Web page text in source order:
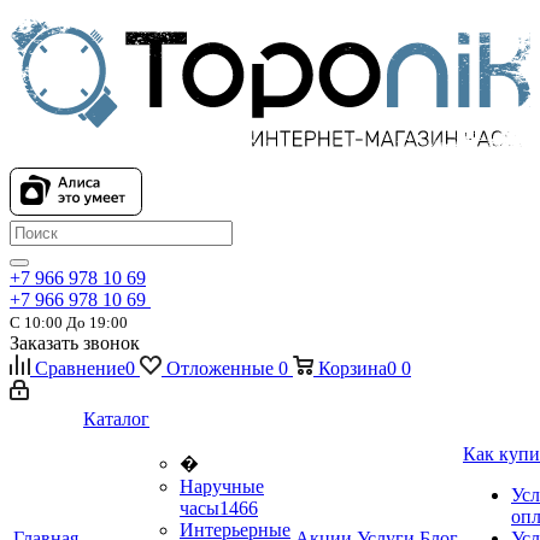
+7 966 978 10 69
+7 966 978 10 69
С 10:00 До 19:00
Заказать звонок
Сравнение0 Отложенные 0 Корзина0 0
Каталог
�
Наручные
часы1466
Интерьерные
Как